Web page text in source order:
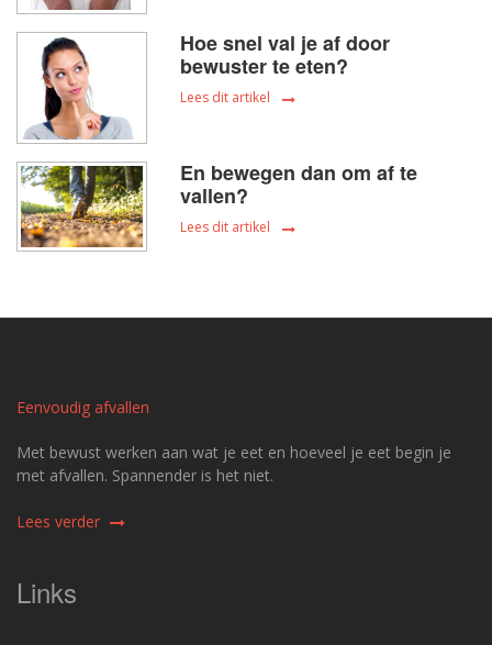
Hoe snel val je af door
bewuster te eten?
Lees dit artikel
En bewegen dan om af te
vallen?
Lees dit artikel
Eenvoudig afvallen
Met bewust werken aan wat je eet en hoeveel je eet begin je
met afvallen. Spannender is het niet.
Lees verder
Links